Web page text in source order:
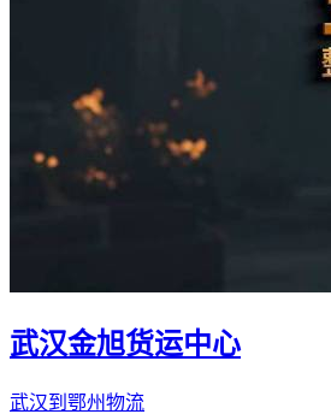
武汉金旭货运中心
武汉到鄂州物流